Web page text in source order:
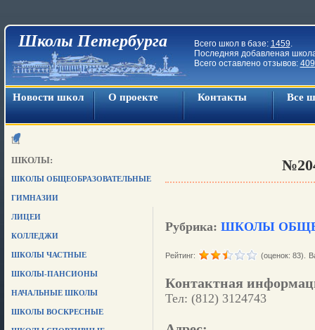
Школы Петербурга Всего школ в базе: 1459.
Последняя добавленая
Всего оставлено отзывов:
Новости школ О проекте Контакты Все
ШКОЛЫ:
ШКОЛЫ ОБЩЕОБРАЗОВАТЕЛЬНЫЕ
ГИМНАЗИИ
ЛИЦЕИ
КОЛЛЕДЖИ
ШКОЛЫ ЧАСТНЫЕ
ШКОЛЫ-ПАНСИОНЫ
НАЧАЛЬНЫЕ ШКОЛЫ
ШКОЛЫ ВОСКРЕСНЫЕ
Рубрика: ШКОЛЫ
Рейтинг: (оценок: 83).
Контактная
Тел: (812) 3124743